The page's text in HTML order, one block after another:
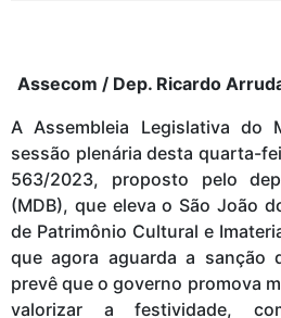
Assecom / Dep. Ricardo
A Assembleia Legislativa do
sessão plenária desta quarta-
563/2023, proposto pelo
(MDB), que eleva o São João
de Patrimônio Cultural e
que agora aguarda a sanção
prevê que o governo promova
valorizar a festividade,